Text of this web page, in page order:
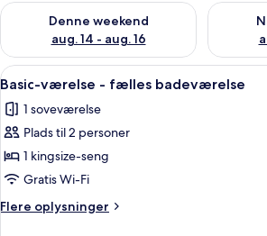
Denne weekend
aug. 14 - aug. 16
Tjek tilgængelighed for denne weekend
Tjek
Indlæs
alle
billeder
af
Basic-
værelse
-
fælles
Et
4
Basic-værelse - fælles badeværelse
1 soveværelse
Plads til 2 personer
1 kingsize-seng
Gratis Wi-Fi
Flere oplysninger
Flere